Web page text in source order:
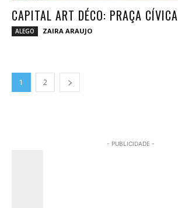
CAPITAL ART DÉCO: PRAÇA CÍVICA
ALEGO ZAIRA ARAUJO
1 2
- PUBLICIDADE -